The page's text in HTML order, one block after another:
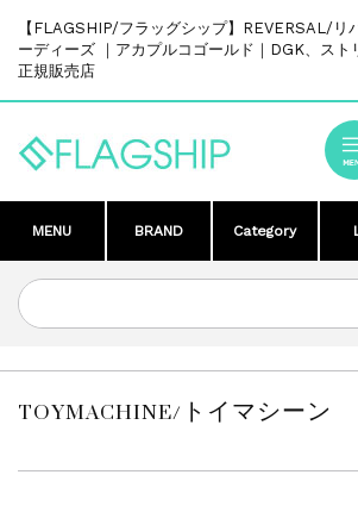
【FLAGSHIP/フラッグシップ】REVERSAL/リ
ーディーズ ｜アカプルコゴールド｜DGK、スト
正規販売店
MENU BRAND Category
TOYMACHINE/トイマシーン